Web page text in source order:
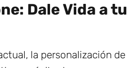
Dale Vida a tu
la personalización de